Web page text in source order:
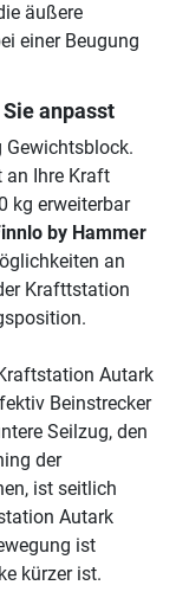
äußere
einer Beugung
anpasst
Gewichtsblock.
an Ihre Kraft
kg erweiterbar
by Hammer
an
Krafttstation
Autark
Beinstrecker
Seilzug, den
der
ist seitlich
Autark
ist
kürzer ist.